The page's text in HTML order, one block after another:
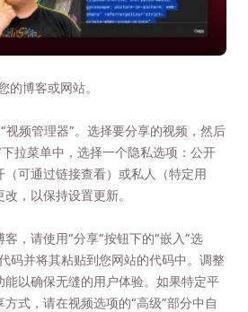
的博客或网站。
视频管理器”。选择要分享的视频，然后
下拉菜单中，选择一个隐私选项：公开
（可通过链接查看）或私人（特定用
，以保持设置更新。
，请使用“分享”按钮下的“嵌入”选
码并将其粘贴到您网站的代码中。调整
能以确保无缝的用户体验。如果特定平
式，请在视频选项的“高级”部分中自